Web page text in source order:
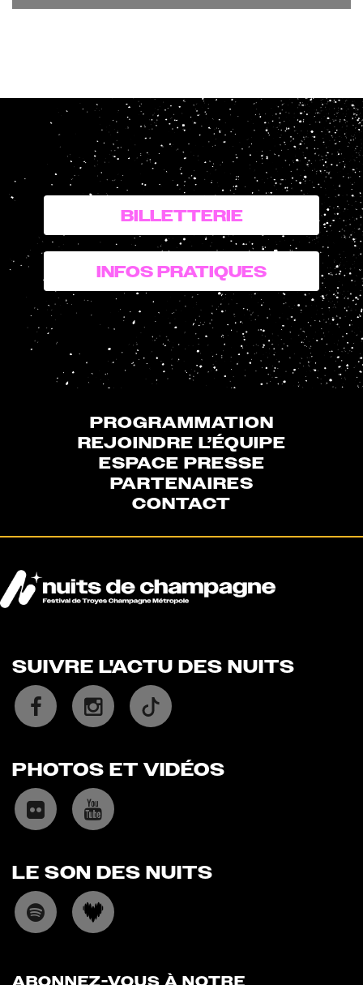
BILLETTERIE
INFOS PRATIQUES
PROGRAMMATION
REJOINDRE L’ÉQUIPE
ESPACE PRESSE
PARTENAIRES
CONTACT
SUIVRE L'ACTU DES NUITS
PHOTOS ET VIDÉOS
LE SON DES NUITS